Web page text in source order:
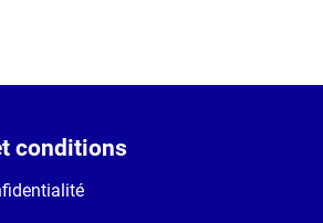
conditions